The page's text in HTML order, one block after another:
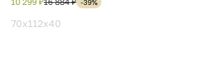
-39%
70x112x40